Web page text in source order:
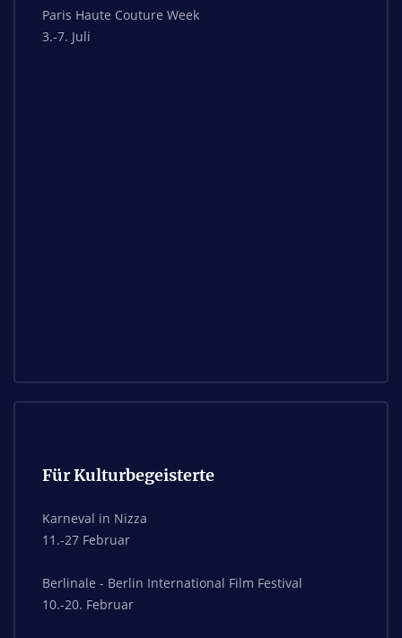
Paris Haute Couture Week
3.-7. Juli
Für Kulturbegeisterte
Karneval in Nizza
11.-27 Februar
Berlinale - Berlin International Film Festival
10.-20. Februar